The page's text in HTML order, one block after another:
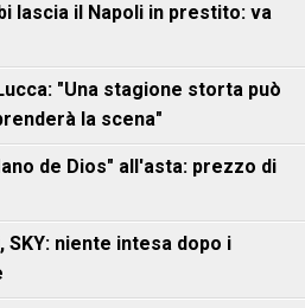
lascia il Napoli in prestito: va
"Una stagione storta può
la scena"
de Dios" all'asta: prezzo di
SKY: niente intesa dopo i